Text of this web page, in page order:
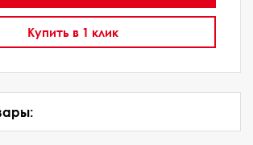
Купить в 1 клик